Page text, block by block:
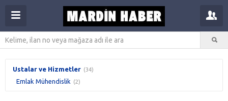
Ustalar ve Hizmetler (34)
Emlak Mühendislik (2)